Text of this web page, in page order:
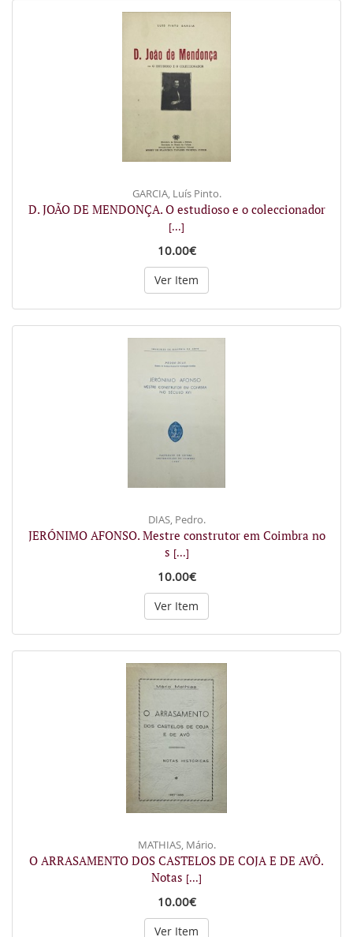
GARCIA, Luís Pinto.
D. JOÃO DE MENDONÇA. O estudioso e o coleccionador
[...]
10.00€
Ver Item
DIAS, Pedro.
JERÓNIMO AFONSO. Mestre construtor em Coimbra no
s [...]
10.00€
Ver Item
MATHIAS, Mário.
O ARRASAMENTO DOS CASTELOS DE COJA E DE AVÔ.
Notas [...]
10.00€
Ver Item